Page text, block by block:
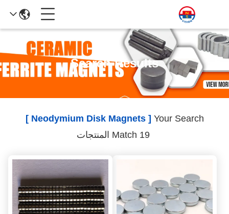
Search Results
Your Search
[ Neodymium Disk Magnets ]